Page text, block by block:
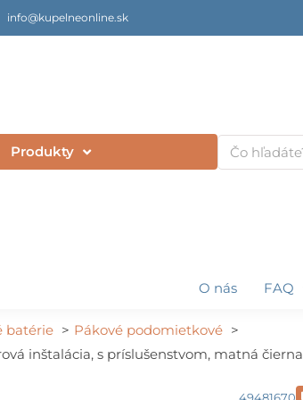
info@kupelneonline.sk
Produkty Vyhľadať
O nás FAQ
batérie
Pákové podomietkové
inštalácia, s príslušenstvom, matná čierna